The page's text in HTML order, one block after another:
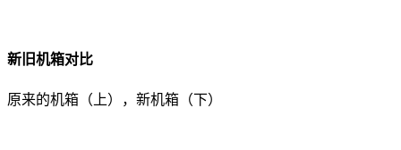
新旧机箱对比
原来的机箱（上），新机箱（下）